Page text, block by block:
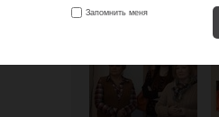
Запомнить меня